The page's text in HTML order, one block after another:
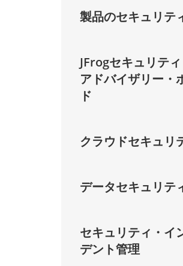
製品のセキュリテ
JFrogセキュリティ
アドバイザリー・
ド
クラウドセキュリ
データセキュリテ
セキュリティ・イ
デント管理